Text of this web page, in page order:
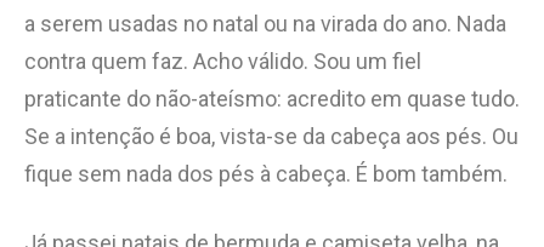
a serem usadas no natal ou na virada do ano. Nada
contra quem faz. Acho válido. Sou um fiel
praticante do não-ateísmo: acredito em quase tudo.
Se a intenção é boa, vista-se da cabeça aos pés. Ou
fique sem nada dos pés à cabeça. É bom também.